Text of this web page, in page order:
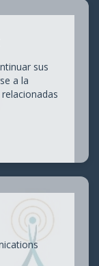
sus
a la